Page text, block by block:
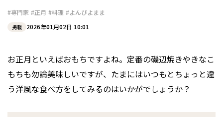
#専門家 #正月 #料理 #よんぴよまま
掲載 2026年01月02日 10:01
お正月といえばおもちですよね。定番の磯辺焼きやきなこ
もちも勿論美味しいですが、たまにはいつもとちょっと違
う洋風な食べ方をしてみるのはいかがでしょうか？